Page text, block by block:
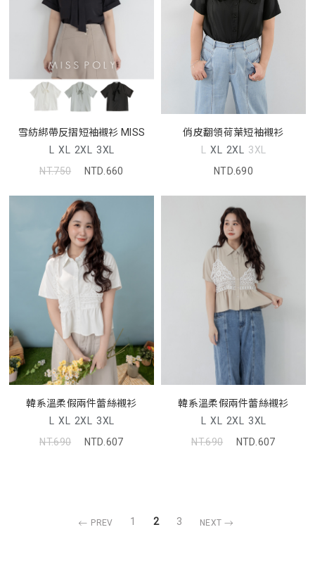
雪紡綁帶反摺短袖襯衫 MISS
L XL 2XL 3XL
NT.750
NTD.660
俏皮翻領荷葉短袖襯衫
L XL 2XL 3XL
NTD.690
韓系溫柔假兩件蕾絲襯衫
L XL 2XL 3XL
NT.690
NTD.607
韓系溫柔假兩件蕾絲襯衫
L XL 2XL 3XL
NT.690
NTD.607
PREV 1 2 3 NEXT